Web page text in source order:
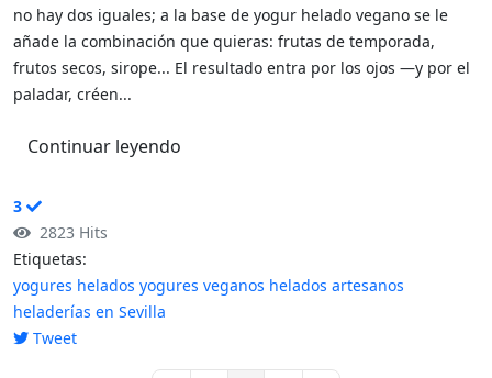
no hay dos iguales; a la base de yogur helado vegano se le
añade la combinación que quieras: frutas de temporada,
frutos secos, sirope... El resultado entra por los ojos —y por el
paladar, créen...
Continuar leyendo
3
2823 Hits
Etiquetas:
yogures helados yogures veganos helados artesanos
heladerías en Sevilla
Tweet